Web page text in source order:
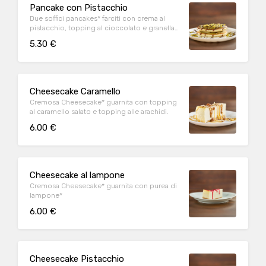
Pancake con Pistacchio
Due soffici pancakes* farciti con crema al
pistacchio, topping al cioccolato e granella
5.30 €
Cheesecake Caramello
Cremosa Cheesecake* guarnita con topping
al caramello salato e topping alle arachidi.
6.00 €
Cheesecake al lampone
Cremosa Cheesecake* guarnita con purea di
lampone*
6.00 €
Cheesecake Pistacchio